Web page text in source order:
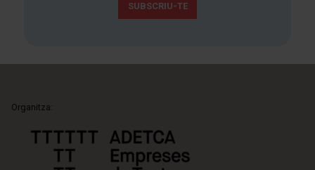
SUBSCRIU-TE
Organitza: